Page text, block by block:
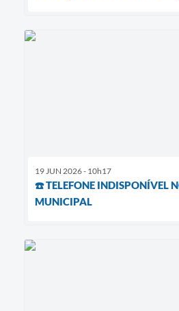
19 JUN 2026 - 10h17
☎️ TELEFONE INDISPONÍVEL
MUNICIPAL